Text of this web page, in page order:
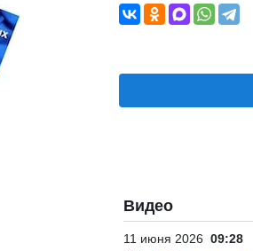
Видео
11 июня 2026 09:28